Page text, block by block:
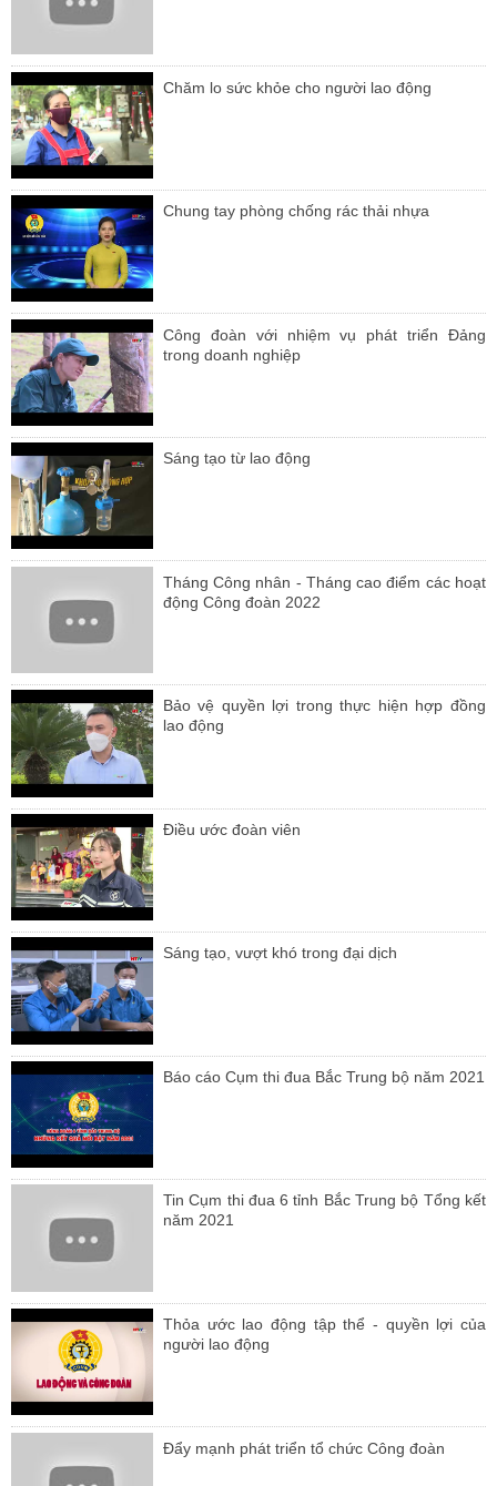
Chăm lo sức khỏe cho người lao động
Chung tay phòng chống rác thải nhựa
Công đoàn với nhiệm vụ phát triển Đảng
trong doanh nghiệp
Sáng tạo từ lao động
Tháng Công nhân - Tháng cao điểm các hoạt
động Công đoàn 2022
Bảo vệ quyền lợi trong thực hiện hợp đồng
lao động
Điều ước đoàn viên
Sáng tạo, vượt khó trong đại dịch
Báo cáo Cụm thi đua Bắc Trung bộ năm 2021
Tin Cụm thi đua 6 tỉnh Bắc Trung bộ Tổng kết
năm 2021
Thỏa ước lao động tập thể - quyền lợi của
người lao động
Đẩy mạnh phát triển tổ chức Công đoàn